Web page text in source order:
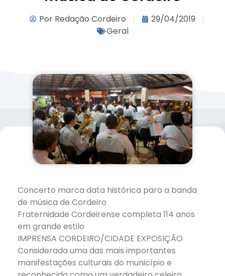
PorRedação Cordeiro
29/04/2019
Geral
Concerto marca data histórica para a banda
de música de Cordeiro
Fraternidade Cordeirense completa 114 anos
em grande estilo
IMPRENSA CORDEIRO/CIDADE EXPOSIÇÃO
Considerada uma das mais importantes
manifestações culturais do município e